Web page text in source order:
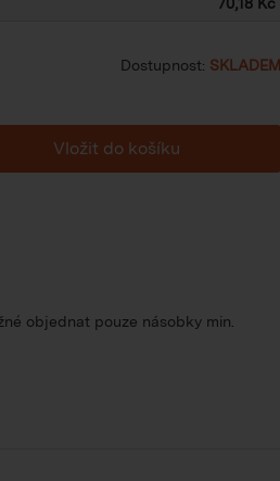
Dostupnost: SKLADEM
objednat pouze násobky min.